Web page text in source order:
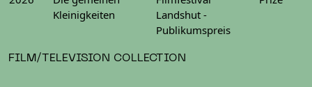
Kleinigkeiten
Landshut -
Publikumspreis
FILM/TELEVISION COLLECTION